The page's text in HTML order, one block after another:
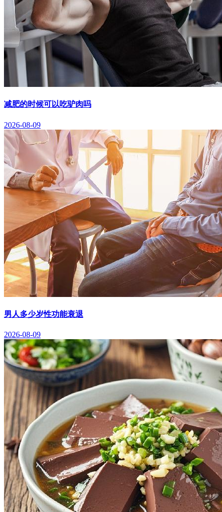
减肥的时候可以吃驴肉吗
2026-08-09
男人多少岁性功能衰退
2026-08-09